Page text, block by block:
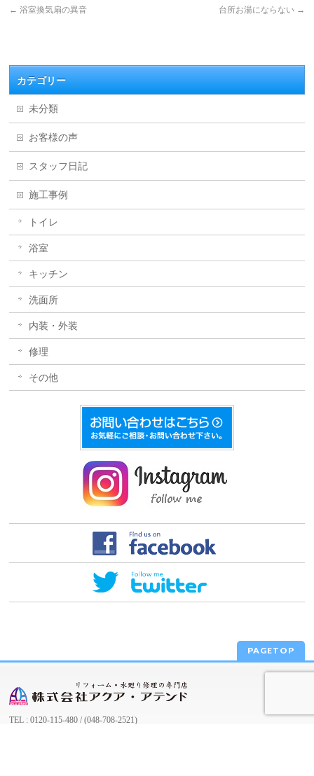
← 浴室換気扇の異音 台所お湯にならない →
カテゴリー
未分類
お客様の声
スタッフ日記
施工事例
トイレ
浴室
キッチン
洗面所
内装・外装
修理
その他
PAGETOP
TEL : 0120-115-480 / (048-708-2521)